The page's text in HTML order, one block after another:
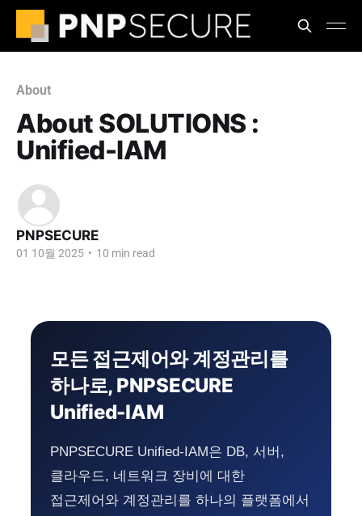
About
About SOLUTIONS :
Unified-IAM
PNPSECURE
01 10월 2025 • 10 min read
모든 접근제어와 계정관리를
하나로, PNPSECURE
Unified-IAM
PNPSECURE Unified-IAM은 DB, 서버,
클라우드, 네트워크 장비에 대한
접근제어와 계정관리를 하나의 플랫폼에서